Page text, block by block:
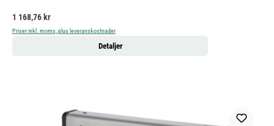
Ordinarie pris:
1 168,76 kr
Priser inkl. moms, plus leveranskostnader
Detaljer